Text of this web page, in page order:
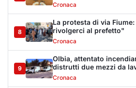
Cronaca
8
La protesta di via
rivolgerci al prefetto"
Cronaca
9
Olbia, attentato
distrutti due mezzi da
Cronaca